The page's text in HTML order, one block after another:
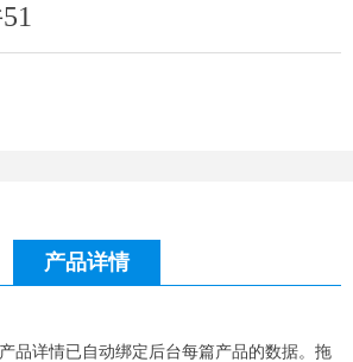
产品详情
品详情已自动绑定后台每篇产品的数据。拖